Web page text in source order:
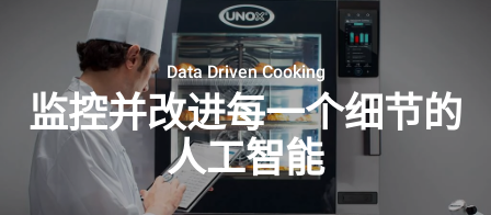
Data Driven Cooking
监控并改进每一个细节的
人工智能